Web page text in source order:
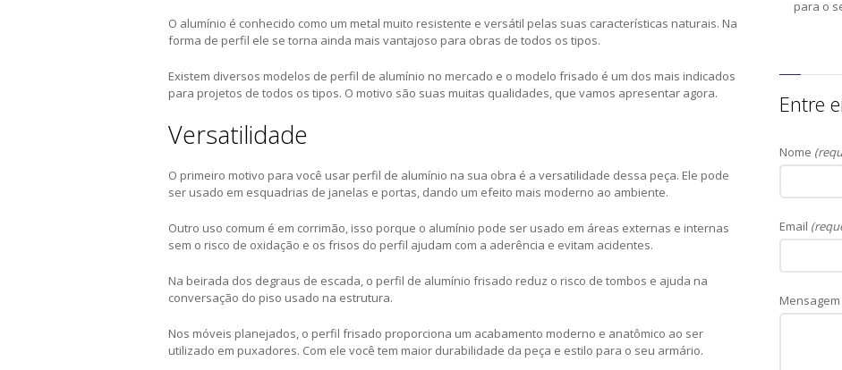
O alumínio é conhecido como um metal muito resistente e versátil pelas suas características naturais. Na
forma de perfil ele se torna ainda mais vantajoso para obras de todos os tipos.
Existem diversos modelos de perfil de alumínio no mercado e o modelo frisado é um dos mais indicados
para projetos de todos os tipos. O motivo são suas muitas qualidades, que vamos apresentar agora.
Versatilidade
O primeiro motivo para você usar perfil de alumínio na sua obra é a versatilidade dessa peça. Ele pode
ser usado em esquadrias de janelas e portas, dando um efeito mais moderno ao ambiente.
Outro uso comum é em corrimão, isso porque o alumínio pode ser usado em áreas externas e internas
sem o risco de oxidação e os frisos do perfil ajudam com a aderência e evitam acidentes.
Na beirada dos degraus de escada, o perfil de alumínio frisado reduz o risco de tombos e ajuda na
conversação do piso usado na estrutura.
Nos móveis planejados, o perfil frisado proporciona um acabamento moderno e anatômico ao ser
utilizado em puxadores. Com ele você tem maior durabilidade da peça e estilo para o seu armário.
para o
Entre
Nome
Email
Mensagem